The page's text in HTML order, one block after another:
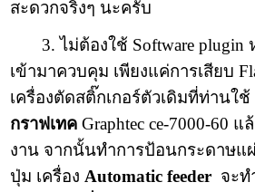
สะดวกจริงๆ นะครับ
3. ไม่ต้องใช้ Software
เข้ามาควบคุม เพียงแค่การเสียบ
เครื่องตัดสติ๊กเกอร์ตัวเดิมที่ท่านใ
กราฟเทคGraphtec ce-7000-60 แ
งาน จากนั้นทำการป้อนกระดาษแ
ปุ่ม เครื่องAutomatic feeder จะท